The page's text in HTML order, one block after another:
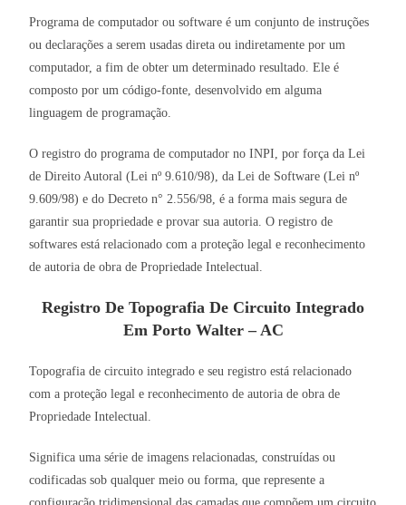
Programa de computador ou software é um conjunto de instruções
ou declarações a serem usadas direta ou indiretamente por um
computador, a fim de obter um determinado resultado. Ele é
composto por um código-fonte, desenvolvido em alguma
linguagem de programação.
O registro do programa de computador no INPI, por força da Lei
de Direito Autoral (Lei nº 9.610/98), da Lei de Software (Lei nº
9.609/98) e do Decreto n° 2.556/98, é a forma mais segura de
garantir sua propriedade e provar sua autoria. O registro de
softwares está relacionado com a proteção legal e reconhecimento
de autoria de obra de Propriedade Intelectual.
Registro De Topografia De Circuito Integrado
Em Porto Walter – AC
Topografia de circuito integrado e seu registro está relacionado
com a proteção legal e reconhecimento de autoria de obra de
Propriedade Intelectual.
Significa uma série de imagens relacionadas, construídas ou
codificadas sob qualquer meio ou forma, que represente a